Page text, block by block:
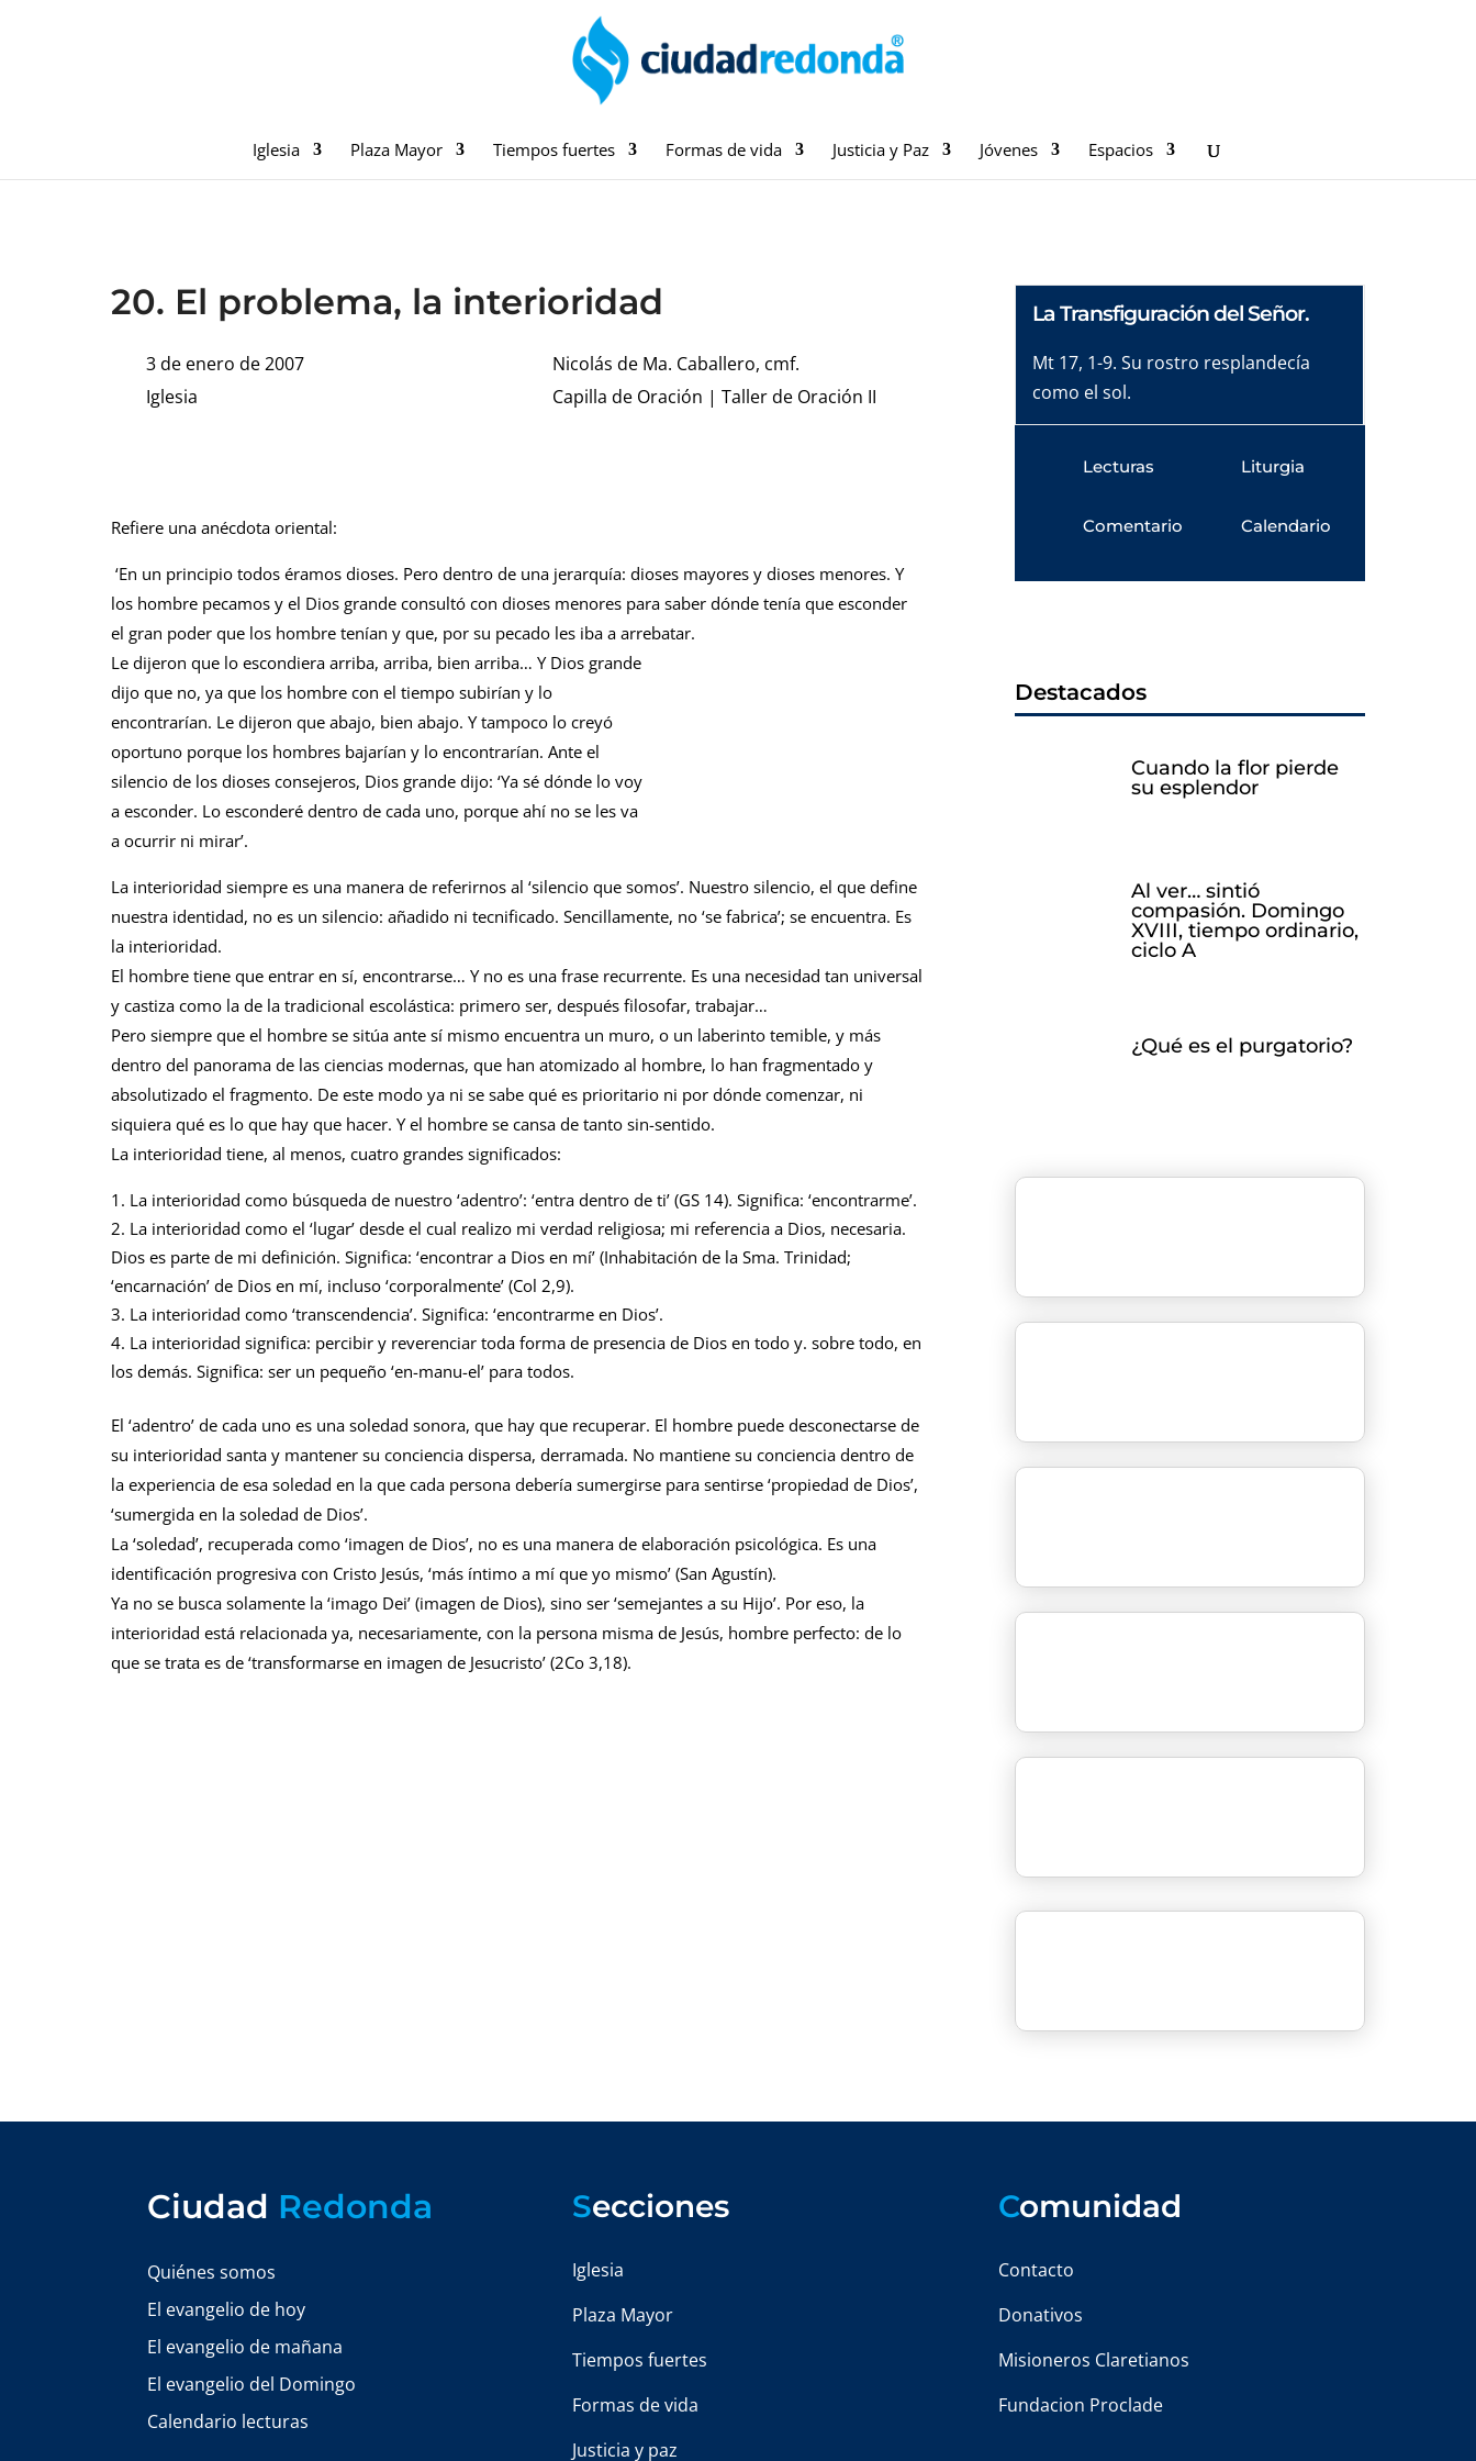
Iglesia Plaza Mayor Tiempos fuertes Formas de vida Justicia y Paz Jóvenes Espacios
20. El problema, la interioridad
3 de enero de 2007
Iglesia
Nicolás de Ma. Caballero, cmf.
Capilla de Oración |Taller de Oración II
Refiere una anécdota oriental:
‘En un principio todos éramos dioses. Pero dentro de una jerarquía: dioses mayores y dioses menores. Y
los hombre pecamos y el Dios grande consultó con dioses menores para saber dónde tenía que esconder
el gran poder que los hombre tenían y que, por su pecado les iba a arrebatar.
Le dijeron que lo escondiera arriba, arriba, bien arriba… Y Dios grande
dijo que no, ya que los hombre con el tiempo subirían y lo
encontrarían. Le dijeron que abajo, bien abajo. Y tampoco lo creyó
oportuno porque los hombres bajarían y lo encontrarían. Ante el
silencio de los dioses consejeros, Dios grande dijo: ‘Ya sé dónde lo voy
a esconder. Lo esconderé dentro de cada uno, porque ahí no se les va
a ocurrir ni mirar’.
La interioridad siempre es una manera de referirnos al ‘silencio que somos’. Nuestro silencio, el que define
nuestra identidad, no es un silencio: añadido ni tecnificado. Sencillamente, no ‘se fabrica’; se encuentra. Es
la interioridad.
El hombre tiene que entrar en sí, encontrarse… Y no es una frase recurrente. Es una necesidad tan universal
y castiza como la de la tradicional escolástica: primero ser, después filosofar, trabajar…
Pero siempre que el hombre se sitúa ante sí mismo encuentra un muro, o un laberinto temible, y más
dentro del panorama de las ciencias modernas, que han atomizado al hombre, lo han fragmentado y
absolutizado el fragmento. De este modo ya ni se sabe qué es prioritario ni por dónde comenzar, ni
siquiera qué es lo que hay que hacer. Y el hombre se cansa de tanto sin-sentido.
La interioridad tiene, al menos, cuatro grandes significados:
La interioridad como búsqueda de nuestro ‘adentro’: ‘entra dentro de ti’ (GS 14). Significa: ‘encontrarme’.
La interioridad como el ‘lugar’ desde el cual realizo mi verdad religiosa; mi referencia a Dios, necesaria.
Dios es parte de mi definición. Significa: ‘encontrar a Dios en mí’ (Inhabitación de la Sma. Trinidad;
‘encarnación’ de Dios en mí, incluso ‘corporalmente’ (Col 2,9).
La interioridad como ‘transcendencia’. Significa: ‘encontrarme en Dios’.
La interioridad significa: percibir y reverenciar toda forma de presencia de Dios en todo y. sobre todo, en
los demás. Significa: ser un pequeño ‘en-manu-el’ para todos.
El ‘adentro’ de cada uno es una soledad sonora, que hay que recuperar. El hombre puede desconectarse de
su interioridad santa y mantener su conciencia dispersa, derramada. No mantiene su conciencia dentro de
la experiencia de esa soledad en la que cada persona debería sumergirse para sentirse ‘propiedad de Dios’,
‘sumergida en la soledad de Dios’.
La ‘soledad’, recuperada como ‘imagen de Dios’, no es una manera de elaboración psicológica. Es una
identificación progresiva con Cristo Jesús, ‘más íntimo a mí que yo mismo’ (San Agustín).
Ya no se busca solamente la ‘imago Dei’ (imagen de Dios), sino ser ‘semejantes a su Hijo’. Por eso, la
interioridad está relacionada ya, necesariamente, con la persona misma de Jesús, hombre perfecto: de lo
que se trata es de ‘transformarse en imagen de Jesucristo’ (2Co 3,18).
La Transfiguración del Señor.
Mt 17, 1-9. Su rostro resplandecía
como el sol.
Lecturas
Comentario
Liturgia
Calendario
Destacados
Cuando la flor pierde
su esplendor
Al ver… sintió
compasión. Domingo
XVIII, tiempo ordinario,
ciclo A
¿Qué es el purgatorio?
Ciudad Redonda
Quiénes somos
El evangelio de hoy
El evangelio de mañana
El evangelio del Domingo
Calendario lecturas
Secciones
Iglesia
Plaza Mayor
Tiempos fuertes
Formas de vida
Justicia y paz
Comunidad
Contacto
Donativos
Misioneros Claretianos
Fundacion Proclade